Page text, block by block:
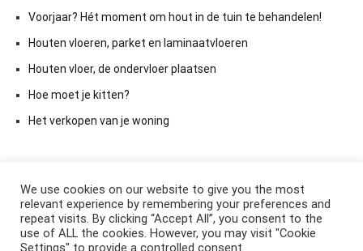
Voorjaar? Hét moment om hout in de tuin te behandelen!
Houten vloeren, parket en laminaatvloeren
Houten vloer, de ondervloer plaatsen
Hoe moet je kitten?
Het verkopen van je woning
We use cookies on our website to give you the most
relevant experience by remembering your preferences and
repeat visits. By clicking “Accept All”, you consent to the
use of ALL the cookies. However, you may visit "Cookie
Settings" to provide a controlled consent.